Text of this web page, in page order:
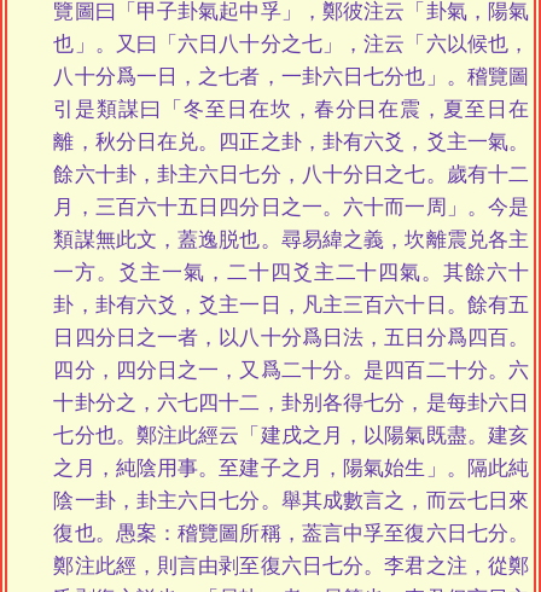
覽圖曰「甲子卦氣起中孚」，鄭彼注云「卦氣，陽氣
也」。又曰「六日八十分之七」，注云「六以候也，
八十分爲一日，之七者，一卦六日七分也」。稽覽圖
引是類謀曰「冬至日在坎，春分日在震，夏至日在
離，秋分日在兑。四正之卦，卦有六爻，爻主一氣。
餘六十卦，卦主六日七分，八十分日之七。歲有十二
月，三百六十五日四分日之一。六十而一周」。今是
類謀無此文，蓋逸脱也。尋易緯之義，坎離震兑各主
一方。爻主一氣，二十四爻主二十四氣。其餘六十
卦，卦有六爻，爻主一日，凡主三百六十日。餘有五
日四分日之一者，以八十分爲日法，五日分爲四百。
四分，四分日之一，又爲二十分。是四百二十分。六
十卦分之，六七四十二，卦别各得七分，是每卦六日
七分也。鄭注此經云「建戌之月，以陽氣既盡。建亥
之月，純陰用事。至建子之月，陽氣始生」。隔此純
陰一卦，卦主六日七分。舉其成數言之，而云七日來
復也。愚案：稽覽圖所稱，葢言中孚至復六日七分。
鄭注此經，則言由剥至復六日七分。李君之注，從鄭